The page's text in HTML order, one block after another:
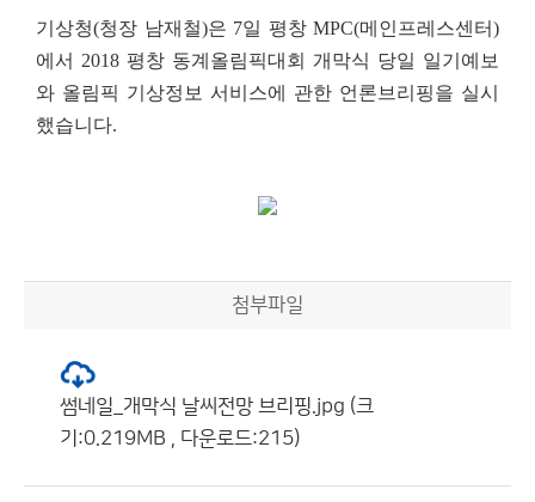
기상청(청장 남재철)은 7일 평창 MPC(메인프레스센터)
에서 2018 평창 동계올림픽대회 개막식 당일 일기예보
와 올림픽 기상정보 서비스에 관한 언론브리핑을 실시
했습니다.
첨부파일
썸네일_개막식 날씨전망 브리핑.jpg (크
기:0.219MB , 다운로드:215)